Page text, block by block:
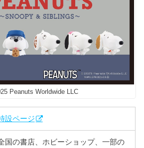
Peanuts Worldwide LLC
設ページ
国の書店、ホビーショップ、一部の